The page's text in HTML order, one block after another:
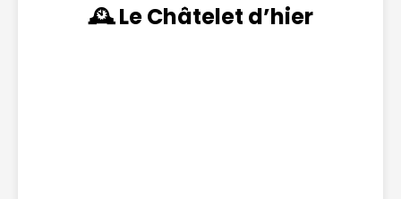
🕰️ Le Châtelet d’hier